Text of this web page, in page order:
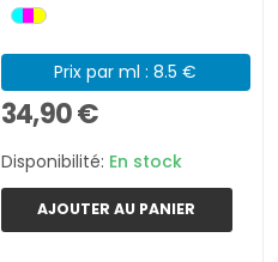
Prix par ml : 8.5 €
34,90 €
Disponibilité: En stock
AJOUTER AU PANIER